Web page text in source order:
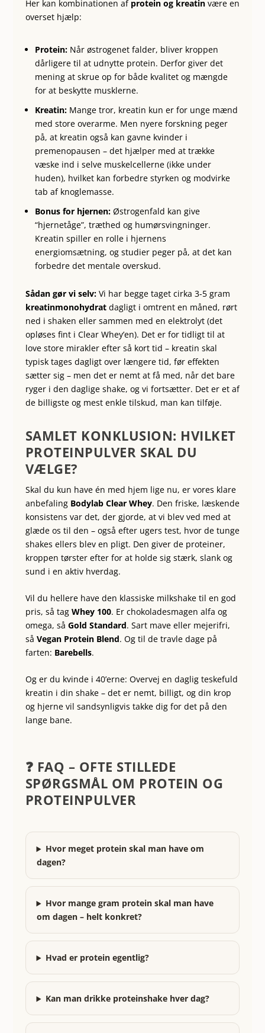
Her kan kombinationen af protein og kreatinvære en
overset hjælp:
Protein:Når østrogenet falder, bliver kroppen
dårligere til at udnytte protein. Derfor giver det
mening at skrue op for både kvalitet og mængde
for at beskytte musklerne.
Kreatin:Mange tror, kreatin kun er for unge mænd
med store overarme. Men nyere forskning peger
på, at kreatin også kan gavne kvinder i
premenopausen – det hjælper med at trække
væske ind i selve muskelcellerne (ikke under
huden), hvilket kan forbedre styrken og modvirke
tab af knoglemasse.
Bonus for hjernen:Østrogenfald kan give
“hjernetåge”, træthed og humørsvingninger.
Kreatin spiller en rolle i hjernens
energiomsætning, og studier peger på, at det kan
forbedre det mentale overskud.
Sådan gør vi selv:Vi har begge taget cirka 3-5 gram
kreatinmonohydratdagligt i omtrent en måned, rørt
ned i shaken eller sammen med en elektrolyt (det
opløses fint i Clear Whey’en). Det er for tidligt til at
love store mirakler efter så kort tid – kreatin skal
typisk tages dagligt over længere tid, før effekten
sætter sig – men det er nemt at få med, når det bare
ryger i den daglige shake, og vi fortsætter. Det er et af
de billigste og mest enkle tilskud, man kan tilføje.
SAMLET KONKLUSION: HVILKET
PROTEINPULVER SKAL DU
VÆLGE?
Skal du kun have én med hjem lige nu, er vores klare
anbefaling Bodylab Clear Whey. Den friske, læskende
konsistens var det, der gjorde, at vi blev ved med at
glæde os til den – også efter ugers test, hvor de tunge
shakes ellers blev en pligt. Den giver de proteiner,
kroppen tørster efter for at holde sig stærk, slank og
sund i en aktiv hverdag.
Vil du hellere have den klassiske milkshake til en god
pris, så tag Whey 100. Er chokoladesmagen alfa og
omega, så Gold Standard. Sart mave eller mejerifri,
så Vegan Protein Blend. Og til de travle dage på
farten: Barebells.
Og er du kvinde i 40’erne: Overvej en daglig teskefuld
kreatin i din shake – det er nemt, billigt, og din krop
og hjerne vil sandsynligvis takke dig for det på den
lange bane.
❓ FAQ – OFTE STILLEDE
SPØRGSMÅL OM PROTEIN OG
PROTEINPULVER
Hvor meget protein skal man have om
dagen?
Hvor mange gram protein skal man have
om dagen – helt konkret?
Hvad er protein egentlig?
Kan man drikke proteinshake hver dag?